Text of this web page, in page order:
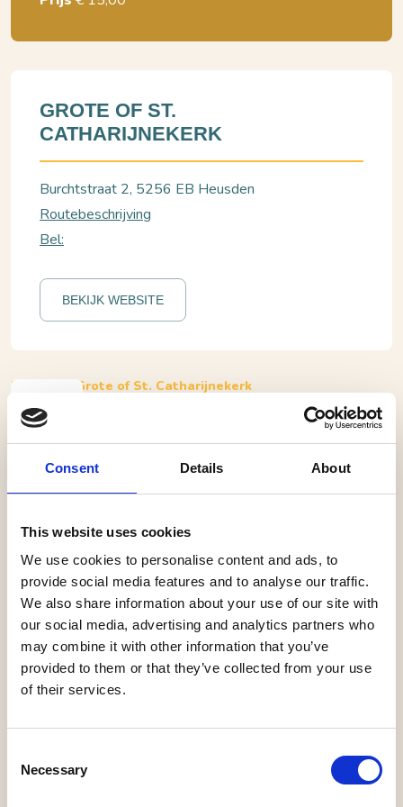
Consent Details About
This website uses cookies
We use cookies to personalise content and ads, to
provide social media features and to analyse our traffic.
We also share information about your use of our site with
our social media, advertising and analytics partners who
may combine it with other information that you’ve
provided to them or that they’ve collected from your use
of their services.
Selection
Necessary
Heusden, Grote of St. Catharijnekerk
Traditioneel Nieuwjaarsconcert Duo
Virtuoso 2026
Op 31 januari 2026 organiseert Duo Virtuoso
alweer de vijftiende editie van haar Traditioneel
Pianist Mark Brandwijk en organist Reinier Korver
gaan de muzikale samenwerking aan met
gerenommeerde fluitiste Marjolein de Wit, de
talentvolle harpist Joost Willemze en slagwerker
Jaap Klootwijk. De musici spelen solistisch en
gezamenlijk tijdens het concert. Rondom het
thema ‘Een wereld aan klank’ komt allerlei
voortreffelijke muziek langs. Klassieke werken,
Rutter. Het nieuwjaarsconcert is heerlijke avond uit
GROTE OF ST.
CATHARIJNEKERK
Burchtstraat 2, 5256 EB Heusden
Routebeschrijving
Bel:
BEKIJK WEBSITE